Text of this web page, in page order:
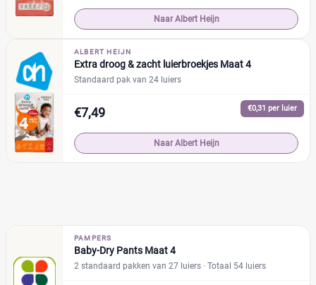
Naar Albert Heijn
ALBERT HEIJN
Extra droog & zacht luierbroekjes Maat 4
Standaard pak van 24 luiers
€0,31 per luier
€7,49
Naar Albert Heijn
PAMPERS
Baby-Dry Pants Maat 4
2 standaard pakken van 27 luiers · Totaal 54 luiers